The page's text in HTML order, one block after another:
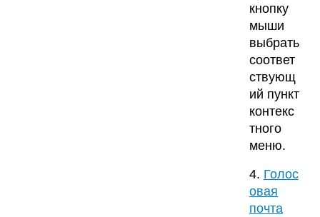
кнопку
мыши
выбрать
соответ
ствующ
ий пункт
контекс
тного
меню.
4. Голос
овая
почта